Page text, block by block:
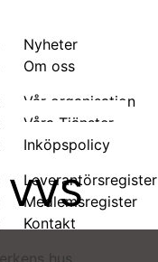
Nyheter
Om oss
Vår organisation
Våra Tjänster
Inköpspolicy
Leverantörsregister
Medlemsregister
Kontakt
VVS